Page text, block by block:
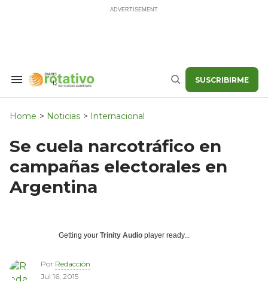
Search
Navigation
Buscar SUSCRIBIRME
Home > Noticias > Internacional
Se cuela narcotráfico en
campañas electorales en
Argentina
Getting your Trinity Audio player ready...
Por Redacción
Jul 16, 2015